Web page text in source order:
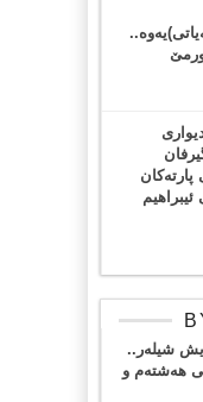
شیلەر..
هەشتەم و